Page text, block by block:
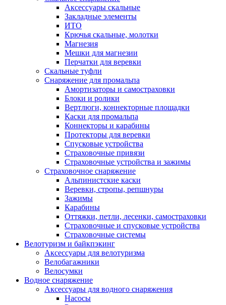
Аксессуары скальные
Закладные элементы
ИТО
Крючья скальные, молотки
Магнезия
Мешки для магнезии
Перчатки для веревки
Скальные туфли
Снаряжение для промальпа
Амортизаторы и самостраховки
Блоки и ролики
Вертлюги, коннекторные площадки
Каски для промальпа
Коннекторы и карабины
Протекторы для веревки
Спусковые устройства
Страховочные привязи
Страховочные устройства и зажимы
Страховочное снаряжение
Альпинистские каски
Веревки, стропы, репшнуры
Зажимы
Карабины
Оттяжки, петли, лесенки, самостраховки
Страховочные и спусковые устройства
Страховочные системы
Велотуризм и байкпэкинг
Аксессуары для велотуризма
Велобагажники
Велосумки
Водное снаряжение
Аксессуары для водного снаряжения
Насосы